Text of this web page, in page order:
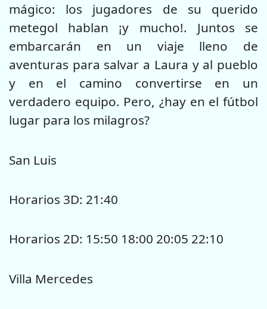
mágico: los jugadores de su querido
metegol hablan ¡y mucho!. Juntos se
embarcarán en un viaje lleno de
aventuras para salvar a Laura y al pueblo
y en el camino convertirse en un
verdadero equipo. Pero, ¿hay en el fútbol
lugar para los milagros?
San Luis
Horarios 3D: 21:40
Horarios 2D: 15:50 18:00 20:05 22:10
Villa Mercedes